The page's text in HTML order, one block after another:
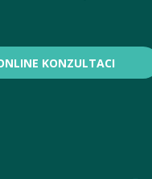
KONZULTACI